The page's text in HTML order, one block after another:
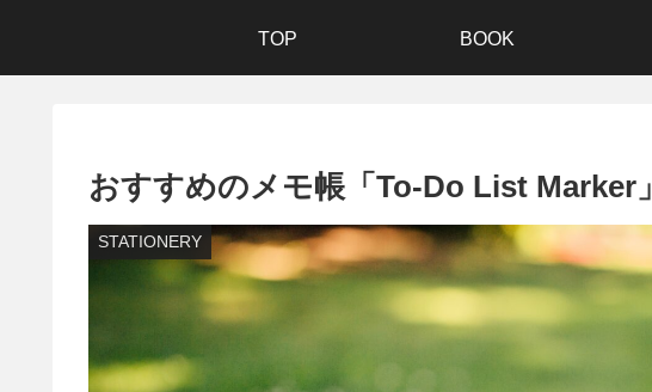
TOP BOOK
おすすめのメモ帳「To-Do List Marker」
STATIONERY